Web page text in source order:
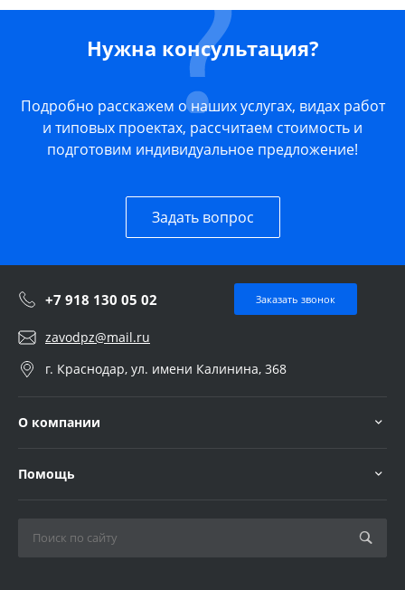
Нужна консультация?
Подробно расскажем о наших услугах, видах работ
и типовых проектах, рассчитаем стоимость и
подготовим индивидуальное предложение!
Задать вопрос
+7 918 130 05 02 Заказать звонок
zavodpz@mail.ru
г. Краснодар, ул. имени Калинина, 368
О компании
Помощь